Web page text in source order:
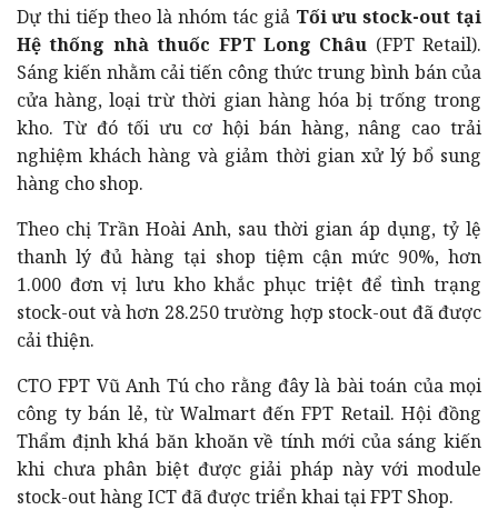
Dự thi tiếp theo là nhóm tác giả Tối ưu stock-out tại
Hệ thống nhà thuốc FPT Long Châu (FPT Retail).
Sáng kiến nhằm cải tiến công thức trung bình bán của
cửa hàng, loại trừ thời gian hàng hóa bị trống trong
kho. Từ đó tối ưu cơ hội bán hàng, nâng cao trải
nghiệm khách hàng và giảm thời gian xử lý bổ sung
hàng cho shop.
Theo chị Trần Hoài Anh, sau thời gian áp dụng, tỷ lệ
thanh lý đủ hàng tại shop tiệm cận mức 90%, hơn
1.000 đơn vị lưu kho khắc phục triệt để tình trạng
stock-out và hơn 28.250 trường hợp stock-out đã được
cải thiện.
CTO FPT Vũ Anh Tú cho rằng đây là bài toán của mọi
công ty bán lẻ, từ Walmart đến FPT Retail. Hội đồng
Thẩm định khá băn khoăn về tính mới của sáng kiến
khi chưa phân biệt được giải pháp này với module
stock-out hàng ICT đã được triển khai tại FPT Shop.